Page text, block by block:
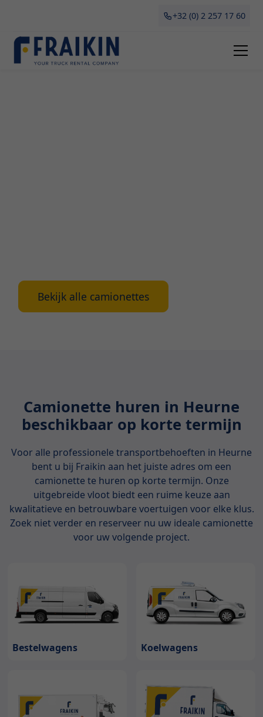
+32 (0) 2 257 17 60
Bekijk alle camionettes
Camionette huren in Heurne
beschikbaar op korte termijn
Voor alle professionele transportbehoeften in Heurne
bent u bij Fraikin aan het juiste adres om een
camionette te huren op korte termijn. Onze
uitgebreide vloot biedt een ruime keuze aan
kwalitatieve en betrouwbare voertuigen voor elke klus.
Zoek niet verder en reserveer nu uw ideale camionette
voor uw volgende project.
Bestelwagens Koelwagens